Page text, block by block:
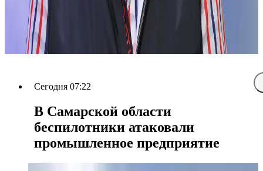
Сегодня 07:22
В Самарской области
беспилотники атаковали
промышленное предприятие